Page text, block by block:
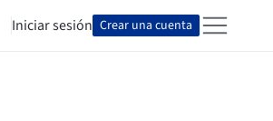
Iniciar sesión Crear una cuenta